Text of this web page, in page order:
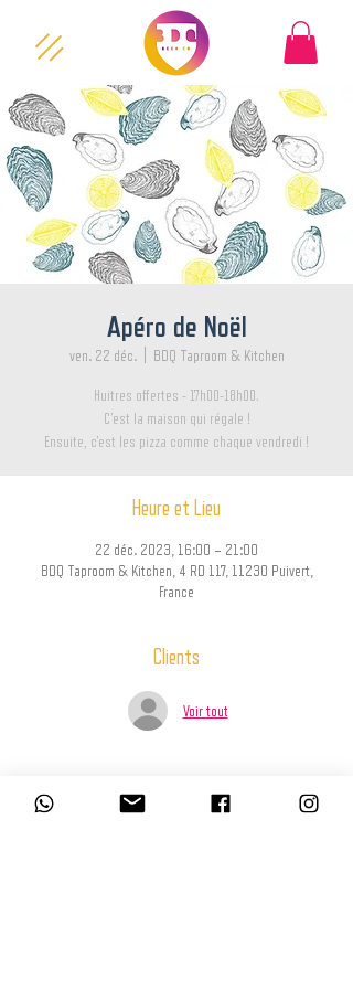
Apéro de Noël
ven. 22 déc.
  |
BDQ Taproom & Kitchen
Huitres offertes - 17h00-18h00.
C'est la maison qui régale !
Ensuite, c'est les pizza comme chaque vendredi !
Heure et Lieu
22 déc. 2023, 16:00 – 21:00
BDQ Taproom & Kitchen, 4 RD 117, 11230 Puivert,
France
Clients
Voir tout